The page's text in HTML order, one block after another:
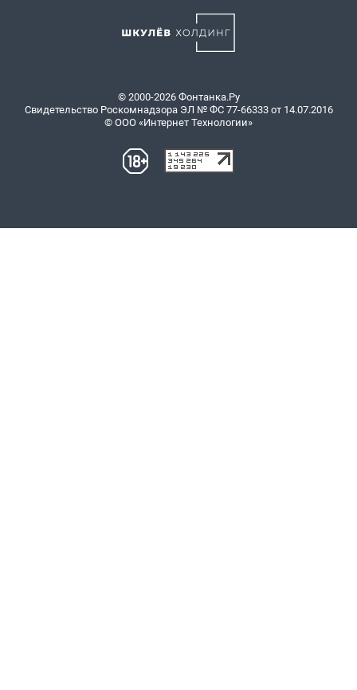
© 2000-2026 Фонтанка.Ру
Свидетельство Роскомнадзора ЭЛ № ФС 77-66333 от 14.07.2016
© ООО «Интернет Технологии»